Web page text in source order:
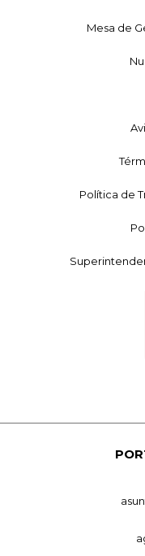
Mesa de
Política de